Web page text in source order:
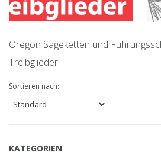
Oregon Sägeketten und
Treibglieder
Sortieren nach:
KATEGORIEN